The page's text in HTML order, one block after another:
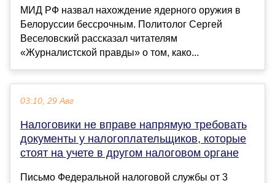
МИД РФ назвал нахождение ядерного оружия в
Белоруссии бессрочным. Политолог Сергей
Веселовский рассказал читателям
«Журналистской правды» о том, како...
03:10, 29 Авг
Налоговики не вправе напрямую требовать
документы у налогоплательщиков, которые
стоят на учете в другом налоговом органе
Письмо Федеральной налоговой службы от 3